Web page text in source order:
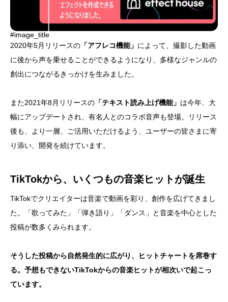
#image_title
2020年5月リリースの 「アフレコ機能」 によって、撮影した動画
に後から声を乗せることができるようになり、多様なジャンルの
創出につながるきっかけを生みました。
また2021年8月リリースの 「テキスト読み上げ機能」 は今年、大
幅にアップデートされ、有名人とのコラボ音声も登場。リリース
後も、より一層、ご活用いただけるよう、ユーザーの皆さまに寄
り添い、開発を続けています。
TikTokから、いくつもの音楽ヒットが誕生
TikTokでクリエイターは音楽で動画を彩り、創作を広げてきまし
た。「歌ってみた」「弾き語り」「ダンス」と音楽を中心とした
投稿が数多くみられます。
そうした投稿から自然発生的に広がり、ヒットチャートを席巻す
る。予想もできないTikTokからの音楽ヒットが相次いで起こっ
ています。